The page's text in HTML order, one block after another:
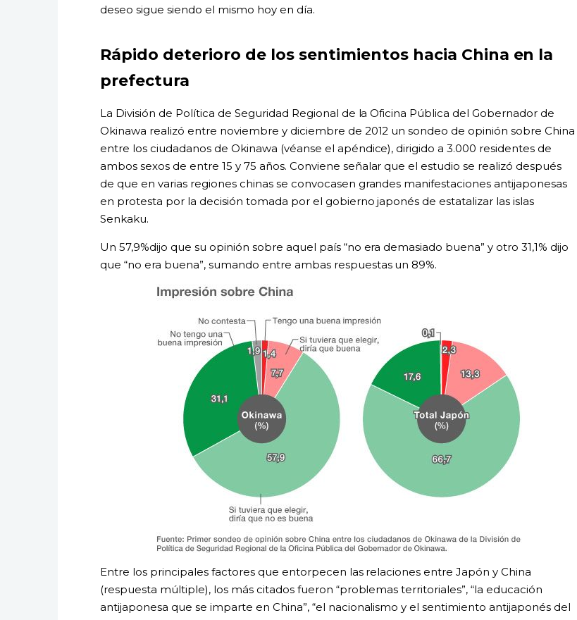
deseo sigue siendo el mismo hoy en día.
Rápido deterioro de los sentimientos hacia China en la
prefectura
La División de Política de Seguridad Regional de la Oficina Pública del Gobernador de
Okinawa realizó entre noviembre y diciembre de 2012 un sondeo de opinión sobre China
entre los ciudadanos de Okinawa (véanse el apéndice), dirigido a 3.000 residentes de
ambos sexos de entre 15 y 75 años. Conviene señalar que el estudio se realizó después
de que en varias regiones chinas se convocasen grandes manifestaciones antijaponesas
en protesta por la decisión tomada por el gobierno japonés de estatalizar las islas
Senkaku.
Un 57,9%dijo que su opinión sobre aquel país “no era demasiado buena” y otro 31,1% dijo
que “no era buena”, sumando entre ambas respuestas un 89%.
Entre los principales factores que entorpecen las relaciones entre Japón y China
(respuesta múltiple), los más citados fueron “problemas territoriales”, “la educación
antijaponesa que se imparte en China”, “el nacionalismo y el sentimiento antijaponés del